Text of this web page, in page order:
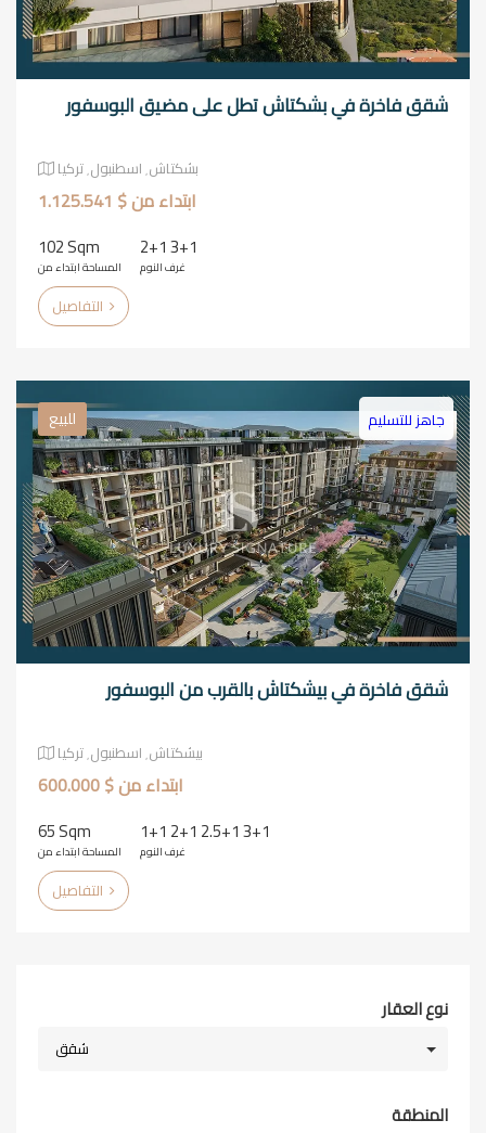
شقق فاخرة في بشكتاش تطل على مضيق البوسفور
بشكتاش٬ اسطنبول٬ تركيا
ابتداء من $ 1.125.541
102 Sqm
المساحة ابتداء من
2+1 3+1
غرف النوم
للبيع جاهز للتسليم
شقق فاخرة في بيشكتاش بالقرب من البوسفور
بيشكتاش٬ اسطنبول٬ تركيا
ابتداء من $ 600.000
65 Sqm
المساحة ابتداء من
1+1 2+1 2.5+1 3+1
غرف النوم
نوع العقار
شقق
المنطقة